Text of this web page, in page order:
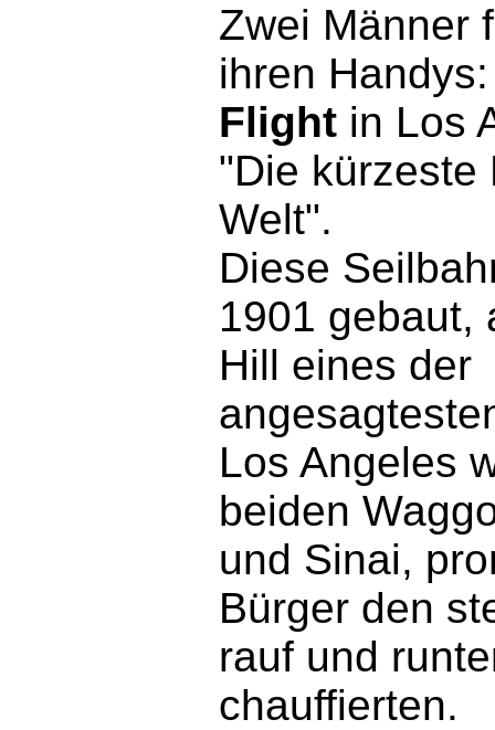
Zwei Männer
ihren
Flight in Los
"Die kürzeste
Welt".
Diese
1901 gebaut,
Hill eines der
Los Angeles
beiden
und Sinai,
Bürger den
rauf und
chauffierten.